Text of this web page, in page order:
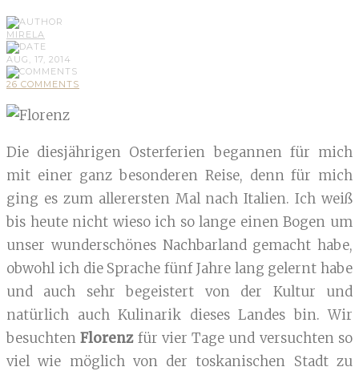
MIRELA
AUG, 17, 2014
26 COMMENTS
Die diesjährigen Osterferien begannen für mich
mit einer ganz besonderen Reise, denn für mich
ging es zum allerersten Mal nach Italien. Ich weiß
bis heute nicht wieso ich so lange einen Bogen um
unser wunderschönes Nachbarland gemacht habe,
obwohl ich die Sprache fünf Jahre lang gelernt habe
und auch sehr begeistert von der Kultur und
natürlich auch Kulinarik dieses Landes bin. Wir
besuchtenFlorenzfür vier Tage und versuchten so
viel wie möglich von der toskanischen Stadt zu